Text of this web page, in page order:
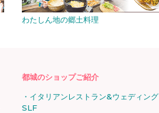
わたしん地の郷土料理
都城のショップご紹介
イタリアンレストラン&ウェディング
SLF